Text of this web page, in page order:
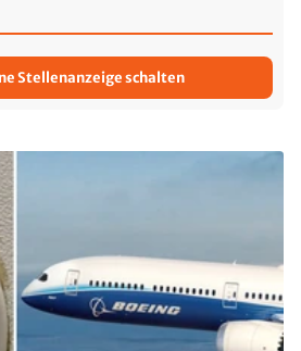
Stellenanzeige schalten